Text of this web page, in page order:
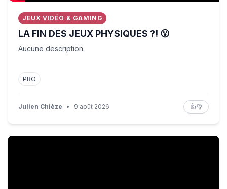
JEUX VIDÉO & GAMING
LA FIN DES JEUX PHYSIQUES ?! 😮
Aucune description.
PRO
Julien Chièze • 9 août 2026 👍👎
Hong Kong's Iconic Diners Go Global